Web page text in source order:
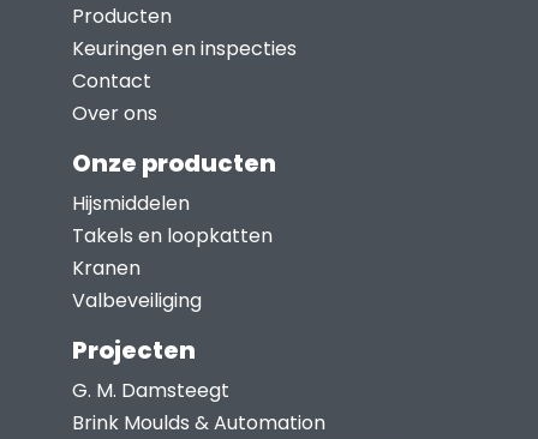
Producten
Keuringen en inspecties
Contact
Over ons
Onze producten
Hijsmiddelen
Takels en loopkatten
Kranen
Valbeveiliging
Projecten
G. M. Damsteegt
Brink Moulds & Automation